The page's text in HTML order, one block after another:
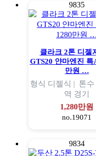
9835
클라크 2톤 디젤
GTS20 얀마엔진 특
만원 …
형식 디젤식 | 톤수
역 경기
1,280만원
no.19071
9834